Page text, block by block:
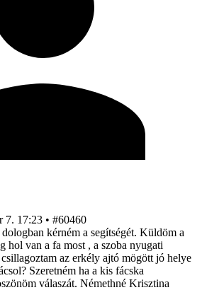
7. 17:23 • #60460
kérném a segítségét. Küldöm a
hol van a fa most , a szoba nyugati
az erkély ajtó mögött jó helye
Szeretném ha a kis fácska
válaszát. Némethné Krisztina